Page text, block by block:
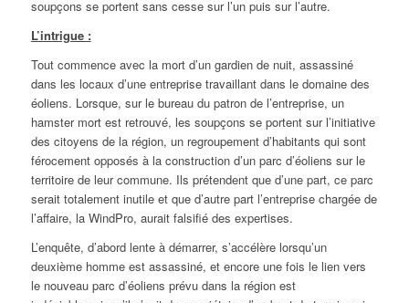
soupçons se portent sans cesse sur l’un puis sur l’autre.
L’intrigue :
Tout commence avec la mort d’un gardien de nuit, assassiné
dans les locaux d’une entreprise travaillant dans le domaine des
éoliens. Lorsque, sur le bureau du patron de l’entreprise, un
hamster mort est retrouvé, les soupçons se portent sur l’initiative
des citoyens de la région, un regroupement d’habitants qui sont
férocement opposés à la construction d’un parc d’éoliens sur le
territoire de leur commune. Ils prétendent que d’une part, ce parc
serait totalement inutile et que d’autre part l’entreprise chargée de
l’affaire, la WindPro, aurait falsifié des expertises.
L’enquête, d’abord lente à démarrer, s’accélère lorsqu’un
deuxième homme est assassiné, et encore une fois le lien vers
le nouveau parc d’éoliens prévu dans la région est